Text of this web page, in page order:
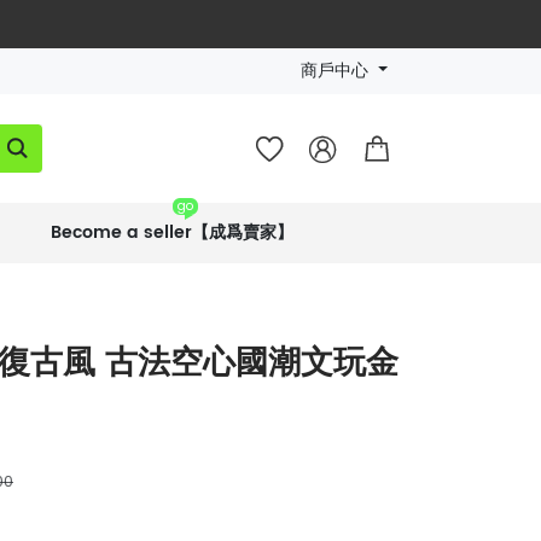
商戶中心
   
Become a seller【成爲賣家】
go
古風 古法空心國潮文玩金